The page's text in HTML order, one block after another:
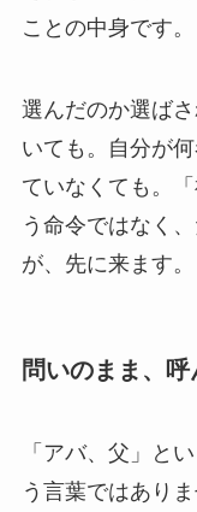
ことの中身です。
選んだのか選ば
いても。自分が
ていなくても。
う命令ではなく
が、先に来ます。
問いのまま、
「アバ、父」と
う言葉ではありま